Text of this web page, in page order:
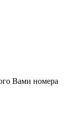
Вами номера